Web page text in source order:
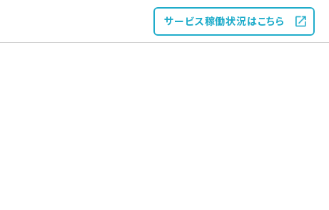
サービス稼働状況はこちら